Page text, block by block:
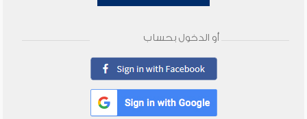
أو الدخول بحساب